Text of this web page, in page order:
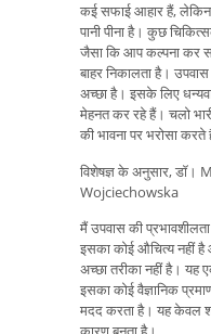
कई सफाई आहार हैं,
पानी पीना है। कुछ
जैसा कि आप कल्पना कर
बाहर निकालता है।
अच्छा है। इसके लिए
मेहनत कर रहे हैं। चलो
की भावना पर भरोसा करते
विशेषज्ञ के अनुसार, डॉ।
Wojciechowska
मैं उपवास की
इसका कोई औचित्य नहीं
अच्छा तरीका नहीं है। यह
इसका कोई वैज्ञानिक
मदद करता है। यह केवल